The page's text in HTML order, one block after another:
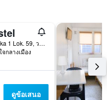
ul. Tarczyńska 1 Lok. 59, วอร์ซอ, เมโซเวีย, โปแลนด์
กลางเมือง
ดูข้อเสนอ